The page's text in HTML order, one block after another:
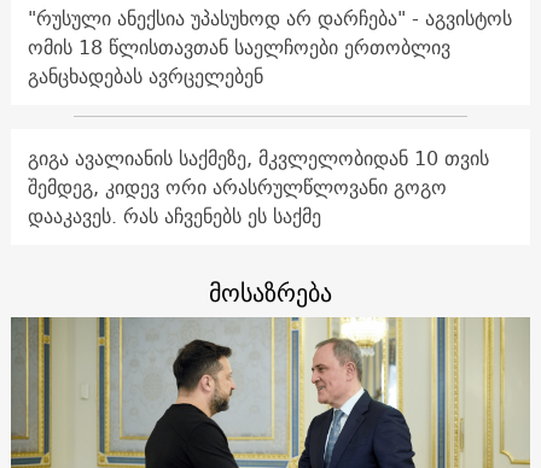
"რუსული ანექსია უპასუხოდ არ დარჩება" - აგვისტოს
ომის 18 წლისთავთან საელჩოები ერთობლივ
განცხადებას ავრცელებენ
გიგა ავალიანის საქმეზე, მკვლელობიდან 10 თვის
შემდეგ, კიდევ ორი არასრულწლოვანი გოგო
დააკავეს. რას აჩვენებს ეს საქმე
მოსაზრება